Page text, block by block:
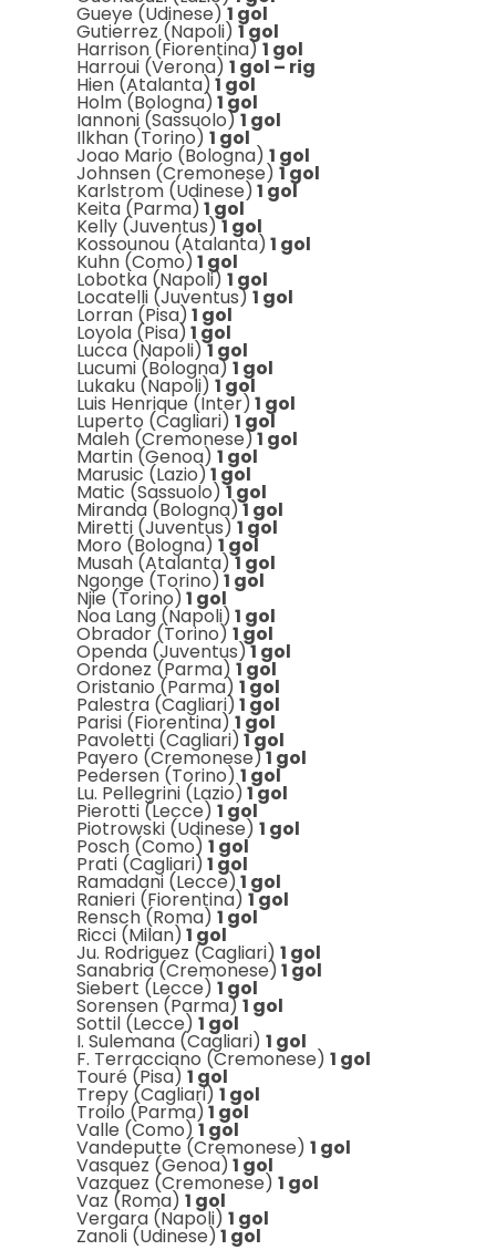
Gueye (Udinese)1 gol
Gutierrez (Napoli) 1 gol
Harrison (Fiorentina)1 gol
Harroui (Verona) 1 gol – rig
Hien (Atalanta) 1 gol
Holm (Bologna) 1 gol
Iannoni (Sassuolo)1 gol
Ilkhan (Torino) 1 gol
Joao Mario (Bologna) 1 gol
Johnsen (Cremonese) 1 gol
Karlstrom (Udinese) 1 gol
Keita (Parma) 1 gol
Kelly (Juventus)1 gol
Kossounou (Atalanta) 1 gol
Kuhn (Como) 1 gol
Lobotka (Napoli) 1 gol
Locatelli (Juventus)1 gol
Lorran (Pisa) 1 gol
Loyola (Pisa) 1 gol
Lucca (Napoli)1 gol
Lucumi (Bologna)1 gol
Lukaku (Napoli) 1 gol
Luis Henrique (Inter) 1 gol
Luperto (Cagliari) 1 gol
Maleh (Cremonese)1 gol
Martin (Genoa) 1 gol
Marusic (Lazio)1 gol
Matic (Sassuolo)1 gol
Miranda (Bologna)1 gol
Miretti (Juventus)1 gol
Moro (Bologna) 1 gol
Musah (Atalanta)1 gol
Ngonge (Torino)1 gol
Njie (Torino) 1 gol
Noa Lang (Napoli) 1 gol
Obrador (Torino) 1 gol
Openda (Juventus)1 gol
Ordonez (Parma) 1 gol
Oristanio (Parma) 1 gol
Palestra (Cagliari) 1 gol
Parisi (Fiorentina)1 gol
Pavoletti (Cagliari) 1 gol
Payero (Cremonese)1 gol
Pedersen (Torino) 1 gol
Lu. Pellegrini (Lazio) 1 gol
Pierotti (Lecce) 1 gol
Piotrowski (Udinese) 1 gol
Posch (Como) 1 gol
Prati (Cagliari) 1 gol
Ramadani (Lecce) 1 gol
Ranieri (Fiorentina) 1 gol
Rensch (Roma) 1 gol
Ricci (Milan) 1 gol
Ju. Rodriguez (Cagliari) 1 gol
Sanabria (Cremonese) 1 gol
Siebert (Lecce) 1 gol
Sorensen (Parma)1 gol
Sottil (Lecce) 1 gol
I. Sulemana (Cagliari) 1 gol
F. Terracciano (Cremonese) 1 gol
Touré (Pisa) 1 gol
Trepy (Cagliari) 1 gol
Troilo (Parma)1 gol
Valle (Como)1 gol
Vandeputte (Cremonese) 1 gol
Vasquez (Genoa) 1 gol
Vazquez (Cremonese) 1 gol
Vaz (Roma) 1 gol
Vergara (Napoli) 1 gol
Zanoli (Udinese)1 gol